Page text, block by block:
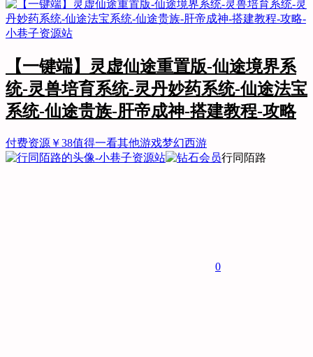
【一键端】灵虚仙途重置版-仙途境界系
统-灵兽培育系统-灵丹妙药系统-仙途法宝
系统-仙途贵族-肝帝成神-搭建教程-攻略
付费资源 ￥38值得一看其他游戏梦幻西游
行同陌路
0